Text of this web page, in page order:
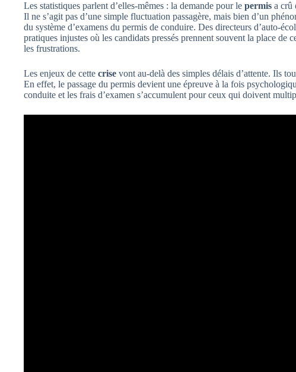
Les statistiques parlent d’elles-mêmes : la demande pour le permis a crû
Il ne s’agit pas d’une simple fluctuation passagère, mais bien d’un
du système d’examens du permis de conduire. Des directeurs d’auto-
pratiques injustes où les candidats pressés prennent souvent la place de
les frustrations.
Les enjeux de cette crise vont au-delà des simples délais d’attente. Ils
En effet, le passage du permis devient une épreuve à la fois
conduite et les frais d’examen s’accumulent pour ceux qui doivent